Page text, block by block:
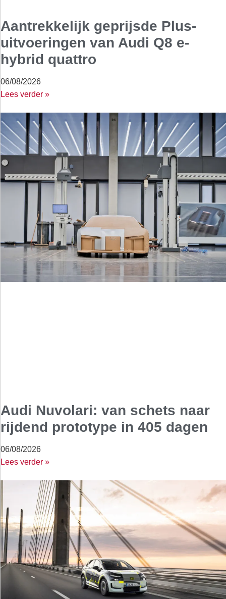
Aantrekkelijk geprijsde Plus-
uitvoeringen van Audi Q8 e-
hybrid quattro
06/08/2026
Lees verder »
Audi Nuvolari: van schets naar
rijdend prototype in 405 dagen
06/08/2026
Lees verder »